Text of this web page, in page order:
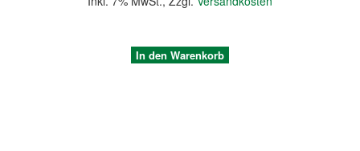
In den Warenkorb